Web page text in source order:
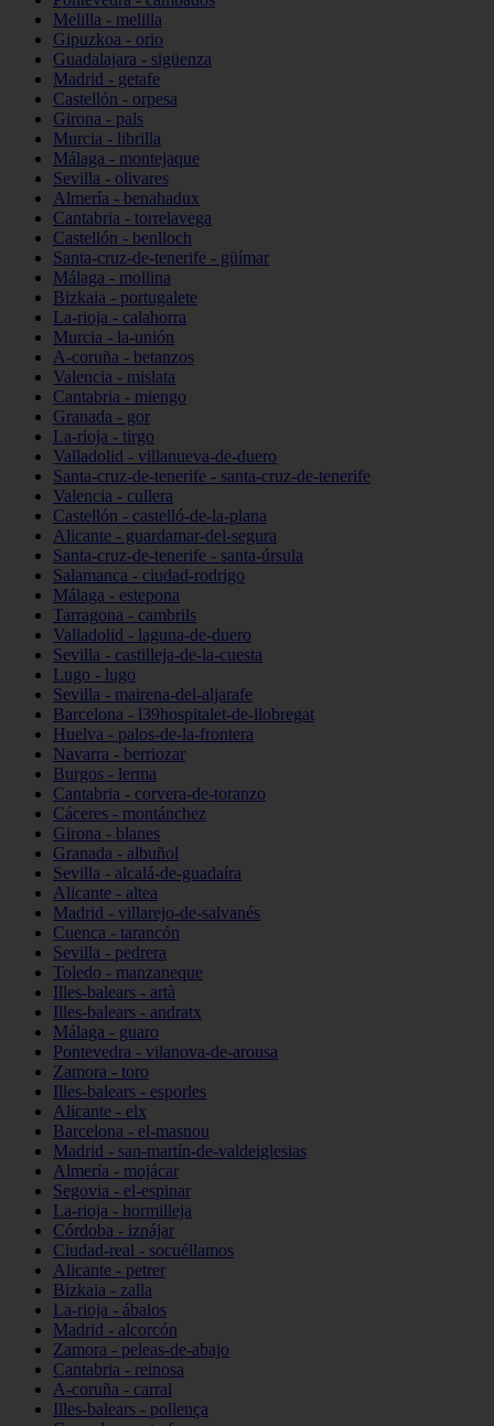
Melilla - melilla
Gipuzkoa - orio
Guadalajara - sigüenza
Madrid - getafe
Castellón - orpesa
Girona - pals
Murcia - librilla
Málaga - montejaque
Sevilla - olivares
Almería - benahadux
Cantabria - torrelavega
Castellón - benlloch
Santa-cruz-de-tenerife - güímar
Málaga - mollina
Bizkaia - portugalete
La-rioja - calahorra
Murcia - la-unión
A-coruña - betanzos
Valencia - mislata
Cantabria - miengo
Granada - gor
La-rioja - tirgo
Valladolid - villanueva-de-duero
Santa-cruz-de-tenerife - santa-cruz-de-tenerife
Valencia - cullera
Castellón - castelló-de-la-plana
Alicante - guardamar-del-segura
Santa-cruz-de-tenerife - santa-úrsula
Salamanca - ciudad-rodrigo
Málaga - estepona
Tarragona - cambrils
Valladolid - laguna-de-duero
Sevilla - castilleja-de-la-cuesta
Lugo - lugo
Sevilla - mairena-del-aljarafe
Barcelona - l39hospitalet-de-llobregat
Huelva - palos-de-la-frontera
Navarra - berriozar
Burgos - lerma
Cantabria - corvera-de-toranzo
Cáceres - montánchez
Girona - blanes
Granada - albuñol
Sevilla - alcalá-de-guadaíra
Alicante - altea
Madrid - villarejo-de-salvanés
Cuenca - tarancón
Sevilla - pedrera
Toledo - manzaneque
Illes-balears - artà
Illes-balears - andratx
Málaga - guaro
Pontevedra - vilanova-de-arousa
Zamora - toro
Illes-balears - esporles
Alicante - elx
Barcelona - el-masnou
Madrid - san-martín-de-valdeiglesias
Almería - mojácar
Segovia - el-espinar
La-rioja - hormilleja
Córdoba - iznájar
Ciudad-real - socuéllamos
Alicante - petrer
Bizkaia - zalla
La-rioja - ábalos
Madrid - alcorcón
Zamora - peleas-de-abajo
Cantabria - reinosa
A-coruña - carral
Illes-balears - pollença